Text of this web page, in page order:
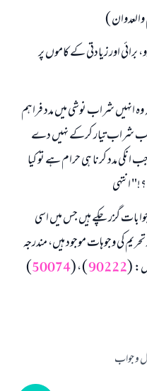
والعدوان )
اور زیادتی کے کاموں پر
وہ انہیں شراب نوشی میں مدد فراہم
شراب تیار کرکے نہیں دے
انکی مدد کرنا ہی حرام ہے تو کیا
انتہی
گزر چکے ہیں جس میں اسی
کی وجوہات موجود ہیں، مندرجہ
(
90222) ، (50074
)
و جواب